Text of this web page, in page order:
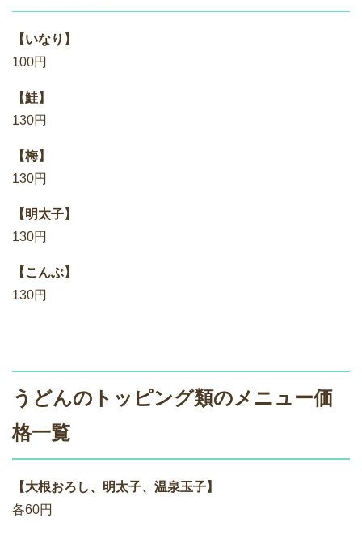
【いなり】
100円
【鮭】
130円
【梅】
130円
【明太子】
130円
【こんぶ】
130円
うどんのトッピング類のメニュー価
格一覧
【大根おろし、明太子、温泉玉子】
各60円